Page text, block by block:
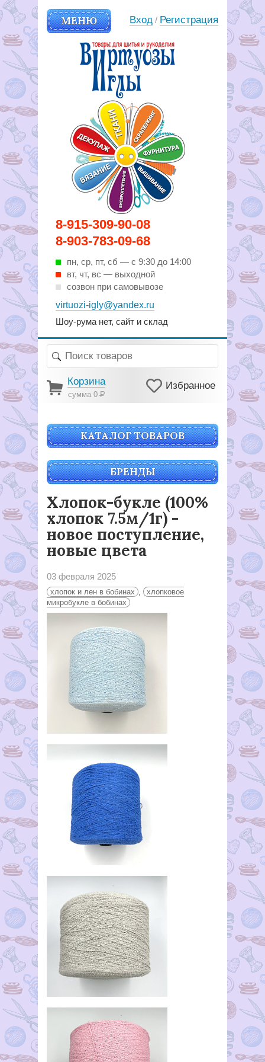
8-915-309-90-08
8-903-783-09-68
пн, ср, пт, cб — с 9:30 до 14:00
вт, чт, вс — выходной
созвон при самовывозе
virtuozi-igly@yandex.ru
Шоу-рума нет, сайт и склад
МЕНЮ
Вирутозы иглы. Товары для
шитья и рукоделья
Вход / Регистрация
Корзина
сумма 0Р
Избранное
КАТАЛОГ ТОВАРОВ
БРЕНДЫ
Хлопок-букле (100%
хлопок 7.5м/1г) -
новое поступление,
новые цвета
03 февраля 2025
хлопок и лен в бобинах ,
хлопковое
микробукле в бобинах